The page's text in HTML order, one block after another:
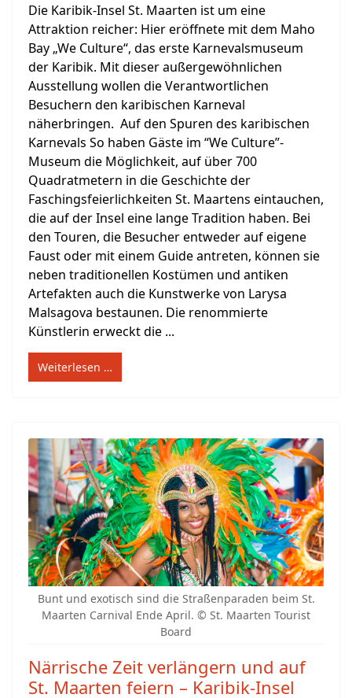
Die Karibik-Insel St. Maarten ist um eine
Attraktion reicher: Hier eröffnete mit dem Maho
Bay „We Culture“, das erste Karnevalsmuseum
der Karibik. Mit dieser außergewöhnlichen
Ausstellung wollen die Verantwortlichen
Besuchern den karibischen Karneval
näherbringen. Auf den Spuren des karibischen
Karnevals So haben Gäste im “We Culture”-
Museum die Möglichkeit, auf über 700
Quadratmetern in die Geschichte der
Faschingsfeierlichkeiten St. Maartens eintauchen,
die auf der Insel eine lange Tradition haben. Bei
den Touren, die Besucher entweder auf eigene
Faust oder mit einem Guide antreten, können sie
neben traditionellen Kostümen und antiken
Artefakten auch die Kunstwerke von Larysa
Malsagova bestaunen. Die renommierte
Künstlerin erweckt die ...
Weiterlesen …
Bunt und exotisch sind die Straßenparaden beim St.
Maarten Carnival Ende April. © St. Maarten Tourist
Board
Närrische Zeit verlängern und auf
St. Maarten feiern – Karibik-Insel